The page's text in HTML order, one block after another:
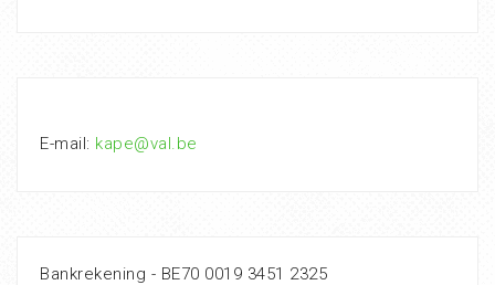
E-mail: kape@val.be
Bankrekening - BE70 0019 3451 2325